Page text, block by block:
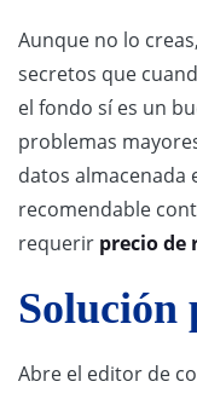
Aunque no lo
secretos que
el fondo sí es un
problemas
datos almacenada
recomendable
requerir precio de
Solución
Abre el editor de